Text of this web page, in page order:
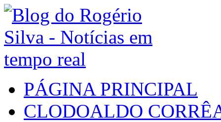
PÁGINA PRINCIPAL
CLODOALDO